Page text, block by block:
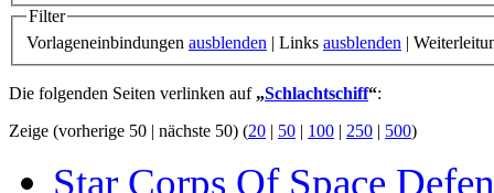
Filter
Vorlageneinbindungen ausblenden | Links ausblenden |
Die folgenden Seiten verlinken auf „Schlachtschiff“:
Zeige (vorherige 50 | nächste 50) (20 | 50 | 100 | 250 | 500)
Star Corps Of Space